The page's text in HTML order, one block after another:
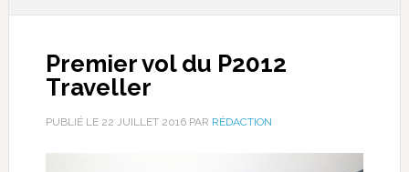
Premier vol du P2012
Traveller
PUBLIÉ LE 22 JUILLET 2016PAR RÉDACTION